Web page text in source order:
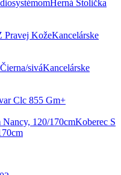
Herná Stolička
Kancelárske
Kancelárske
Clc 855 Gm+
Koberec S